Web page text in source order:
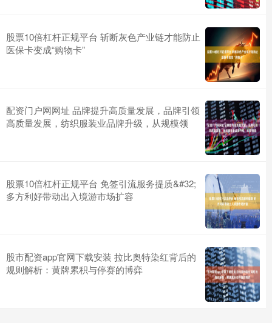
股票10倍杠杆正规平台 斩断灰色产业链才能防止
医保卡变成“购物卡”
配资门户网网址 品牌提升高质量发展，品牌引领
高质量发展，纺织服装业品牌升级，从规模领
股票10倍杠杆正规平台 免签引流服务提质&#32;
多方利好带动出入境游市场扩容
股市配资app官网下载安装 拉比奥特染红背后的
规则解析：黄牌累积与停赛的博弈